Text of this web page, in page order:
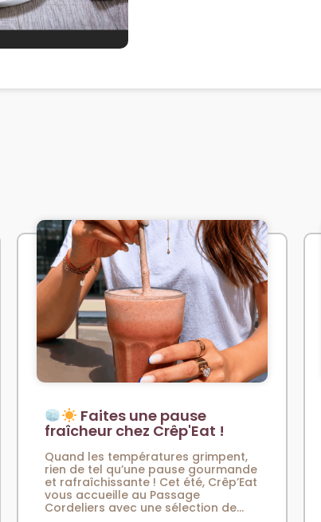
Faites une pause
fraîcheur chez Crêp'Eat !
Quand les températures grimpent,
rien de tel qu’une pause gourmande
et rafraîchissante ! Cet été, Crêp’Eat
vous accueille au Passage
Cordeliers avec une sélection de...